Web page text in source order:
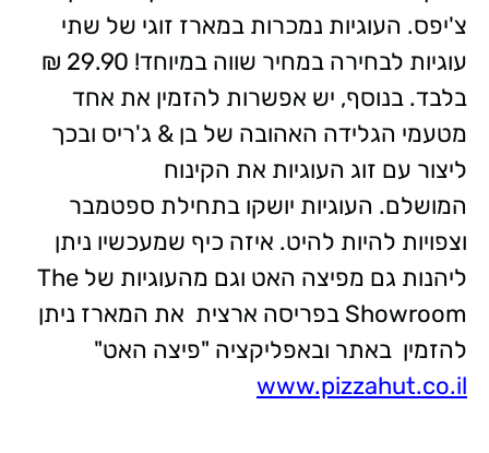
צ'יפס. העוגיות נמכרות במארז זוגי של שתי
עוגיות לבחירה במחיר שווה במיוחד! 29.90 ₪
בלבד. בנוסף, יש אפשרות להזמין את אחד
מטעמי הגלידה האהובה של בן & ג'ריס ובכך
ליצור עם זוג העוגיות את הקינוח
המושלם. העוגיות יושקו בתחילת ספטמבר
וצפויות להיות להיט. איזה כיף שמעכשיו ניתן
ליהנות גם מפיצה האט וגם מהעוגיות של The
Showroom בפריסה ארצית את המארז ניתן
להזמין באתר ובאפליקציה "פיצה האט"
www.pizzahut.co.il